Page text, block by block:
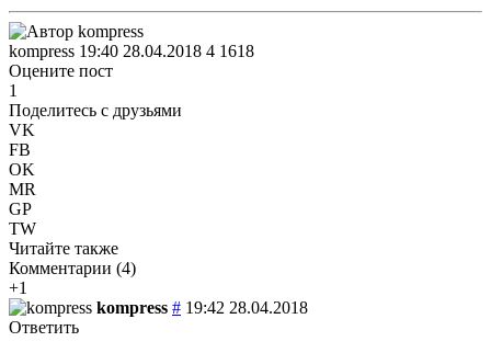
kompress 19:40 28.04.2018 4 1618
Оцените пост
1
Поделитесь с друзьями
VK
FB
OK
MR
GP
TW
Читайте также
Комментарии (4)
+1
kompress # 19:42 28.04.2018
Ответить